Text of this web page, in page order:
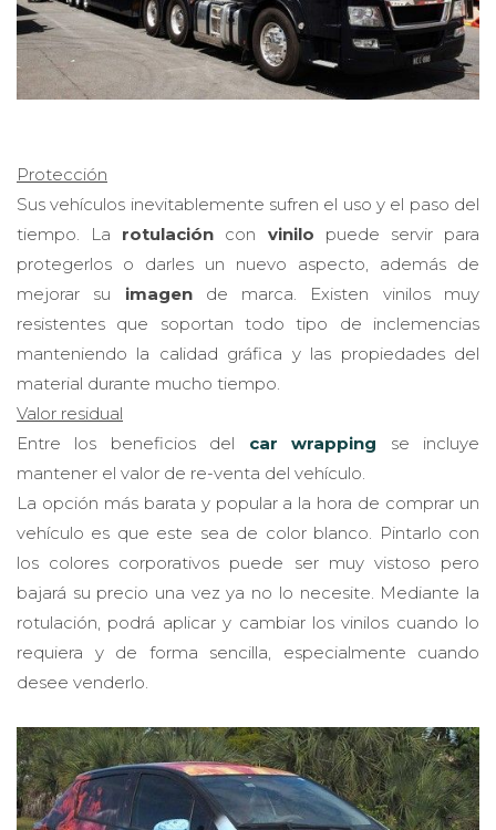
Protección
Sus vehículos inevitablemente sufren el uso y el paso del
tiempo. La rotulación con vinilo puede servir para
protegerlos o darles un nuevo aspecto, además de
mejorar su imagende marca. Existen vinilos muy
resistentes que soportan todo tipo de inclemencias
manteniendo la calidad gráfica y las propiedades del
material durante mucho tiempo.
Valor residual
Entre los beneficios del car wrapping se incluye
mantener el valor de re-venta del vehículo.
La opción más barata y popular a la hora de comprar un
vehículo es que este sea de color blanco. Pintarlo con
los colores corporativos puede ser muy vistoso pero
bajará su precio una vez ya no lo necesite. Mediante la
rotulación, podrá aplicar y cambiar los vinilos cuando lo
requiera y de forma sencilla, especialmente cuando
desee venderlo.